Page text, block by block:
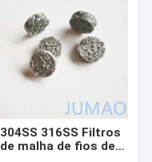
304SS 316SS Filtros
de malha de fios de